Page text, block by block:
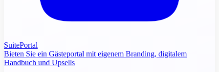
SuitePortal
Bieten Sie ein Gästeportal mit eigenem Branding, digitalem
Handbuch und Upsells